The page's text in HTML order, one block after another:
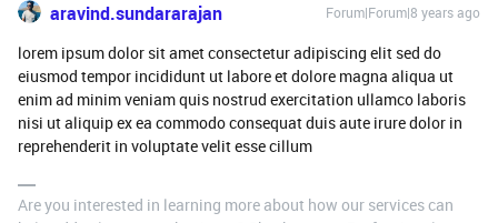
aravind.sundararajan Forum|Forum|8 years ago
lorem ipsum dolor sit amet consectetur adipiscing elit sed do
eiusmod tempor incididunt ut labore et dolore magna aliqua ut
enim ad minim veniam quis nostrud exercitation ullamco laboris
nisi ut aliquip ex ea commodo consequat duis aute irure dolor in
reprehenderit in voluptate velit esse cillum
Are you interested in learning more about how our services can